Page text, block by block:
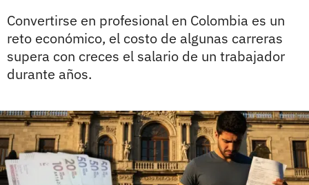
Convertirse en profesional en Colombia es un
reto económico, el costo de algunas carreras
supera con creces el salario de un trabajador
durante años.